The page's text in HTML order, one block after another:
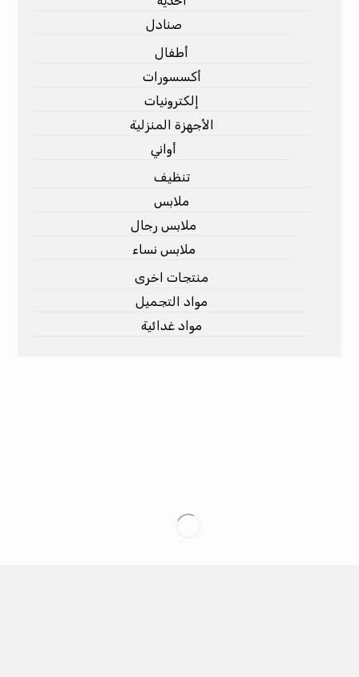
صنادل
أطفال
أكسسورات
إلكترونيات
الأجهزة المنزلية
أواني
تنظيف
ملابس
ملابس رجال
ملابس نساء
منتجات اخرى
مواد التجميل
مواد غدائية